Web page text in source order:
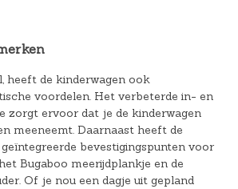
heeft de kinderwagen ook
voordelen. Het verbeterde in- en
zorgt ervoor dat je de kinderwagen
meeneemt. Daarnaast heeft de
bevestigingspunten voor
Bugaboo meerijdplankje en de
Of je nou een dagje uit gepland